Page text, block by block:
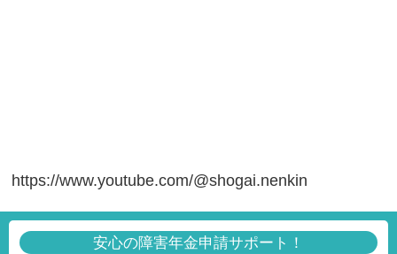
https://www.youtube.com/@shogai.nenkin
安心の障害年金申請サポート！